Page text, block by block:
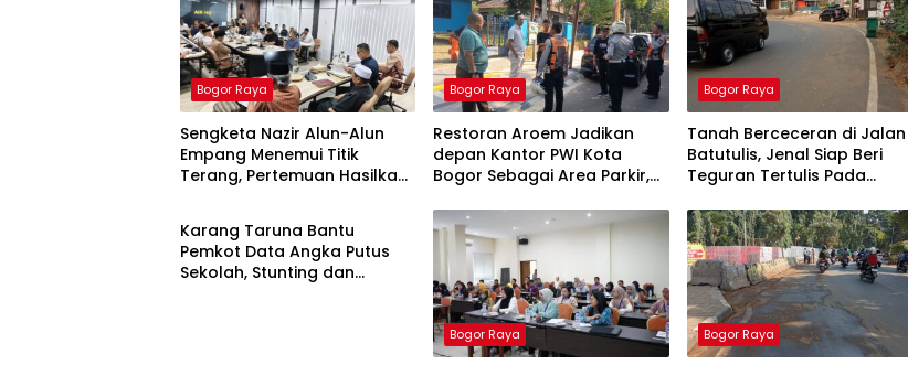
Bogor Raya
Sengketa Nazir Alun-Alun
Empang Menemui Titik
Terang, Pertemuan Hasilkan
Bogor Raya
Restoran Aroem Jadikan
depan Kantor PWI Kota
Bogor Sebagai Area Parkir,
Bogor Raya
Tanah Berceceran di Jalan
Batutulis, Jenal Siap Beri
Teguran Tertulis Pada
Bogor Raya
Karang Taruna Bantu
Pemkot Data Angka Putus
Sekolah, Stunting dan
Bogor Raya Bogor Raya